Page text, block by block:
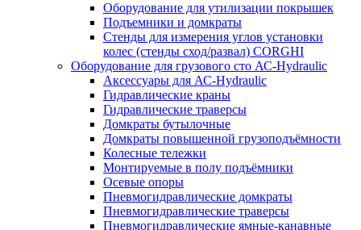
Оборудование для утилизации покрышек
Подъемники и домкраты
Стенды для измерения углов установки
колес (стенды сход/развал) CORGHI
Оборудование для грузового сто АС-Hydraulic
Аксессуары для АС-Hydraulic
Гидравлические краны
Гидравлические траверсы
Домкраты бутылочные
Домкраты повышенной грузоподъёмности
Колесные тележки
Монтируемые в полу подъёмники
Осевые опоры
Пневмогидравлические домкраты
Пневмогидравлические траверсы
Пневмогидравлические ямные-канавные